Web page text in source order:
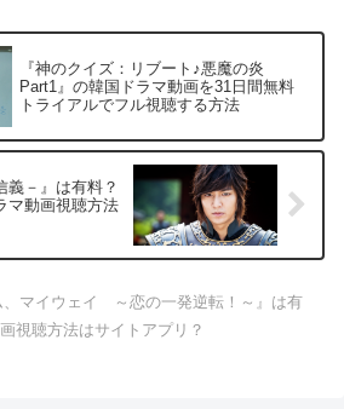
『神のクイズ：リブート♪悪魔の炎
Part1』の韓国ドラマ動画を31日間無料
トライアルでフル視聴する方法
義－』は有料？
マ動画視聴方法
、マイウェイ ～恋の一発逆転！～』は有
視聴方法はサイトアプリ？